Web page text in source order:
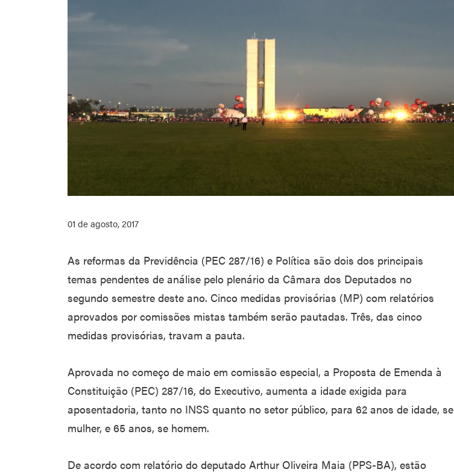
01 de agosto, 2017
As reformas da Previdência (PEC 287/16) e Política são dois dos principais
temas pendentes de análise pelo plenário da Câmara dos Deputados no
segundo semestre deste ano. Cinco medidas provisórias (MP) com relatórios
aprovados por comissões mistas também serão pautadas. Três, das cinco
medidas provisórias, travam a pauta.
Aprovada no começo de maio em comissão especial, a Proposta de Emenda à
Constituição (PEC) 287/16, do Executivo, aumenta a idade exigida para
aposentadoria, tanto no INSS quanto no setor público, para 62 anos de idade, se
mulher, e 65 anos, se homem.
De acordo com relatório do deputado Arthur Oliveira Maia (PPS-BA), estão